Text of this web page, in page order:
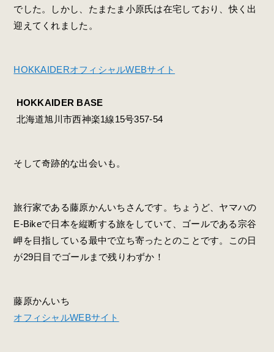
でした。しかし、たまたま小原氏は在宅しており、快く出
迎えてくれました。
HOKKAIDERオフィシャルWEBサイト
HOKKAIDER BASE
北海道旭川市西神楽1線15号357-54
そして奇跡的な出会いも。
旅行家である藤原かんいちさんです。ちょうど、ヤマハの
E-Bikeで日本を縦断する旅をしていて、ゴールである宗谷
岬を目指している最中で立ち寄ったとのことです。この日
が29日目でゴールまで残りわずか！
藤原かんいち
オフィシャルWEBサイト